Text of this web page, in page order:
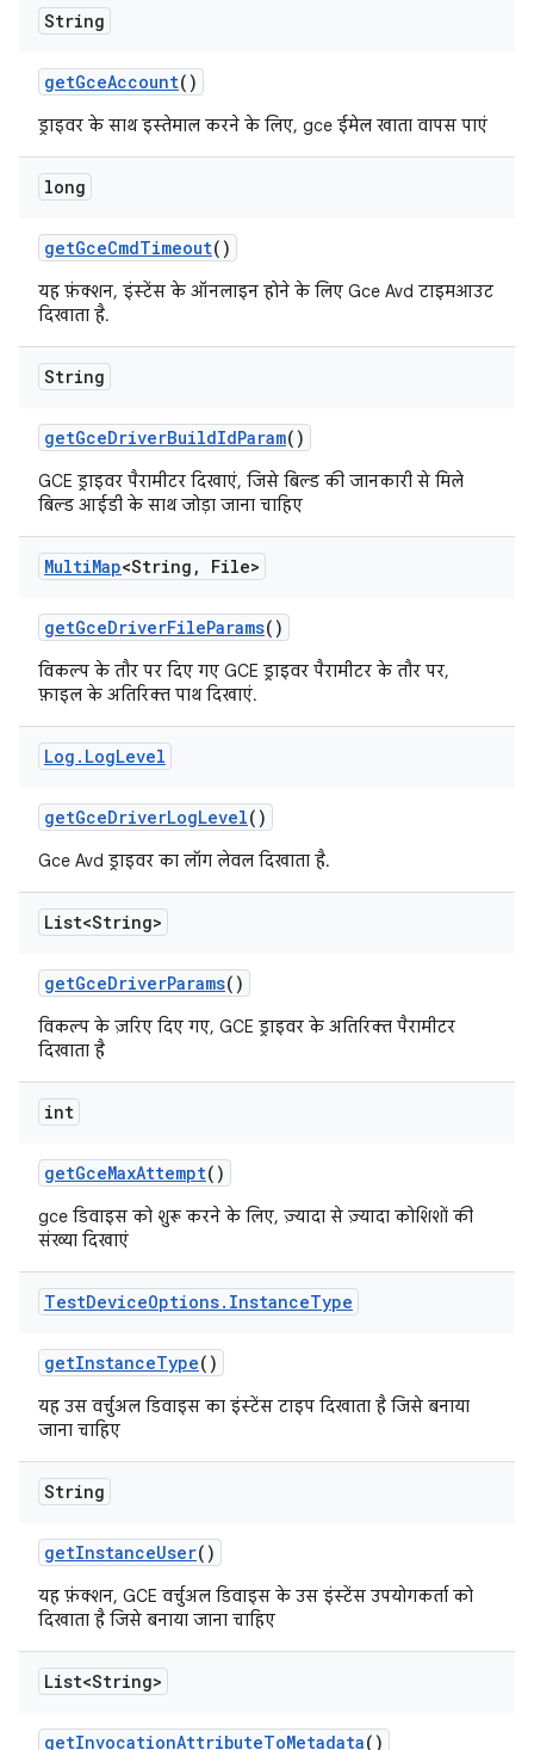
String
getGceAccount()
ड्राइवर के साथ इस्तेमाल करने के लिए, gce ईमेल खाता वापस पाएं
long
getGceCmdTimeout()
यह फ़ंक्शन, इंस्टेंस के ऑनलाइन होने के लिए Gce Avd टाइमआउट
दिखाता है.
String
getGceDriverBuildIdParam()
GCE ड्राइवर पैरामीटर दिखाएं, जिसे बिल्ड की जानकारी से मिले
बिल्ड आईडी के साथ जोड़ा जाना चाहिए
MultiMap<String , File>
getGceDriverFileParams()
विकल्प के तौर पर दिए गए GCE ड्राइवर पैरामीटर के तौर पर,
फ़ाइल के अतिरिक्त पाथ दिखाएं.
Log . LogLevel
getGceDriverLogLevel()
Gce Avd ड्राइवर का लॉग लेवल दिखाता है.
List<String>
getGceDriverParams()
विकल्प के ज़रिए दिए गए, GCE ड्राइवर के अतिरिक्त पैरामीटर
दिखाता है
int
getGceMaxAttempt()
gce डिवाइस को शुरू करने के लिए, ज़्यादा से ज़्यादा कोशिशों की
संख्या दिखाएं
TestDeviceOptions. InstanceType
getInstanceType()
यह उस वर्चुअल डिवाइस का इंस्टेंस टाइप दिखाता है जिसे बनाया
जाना चाहिए
String
getInstanceUser()
यह फ़ंक्शन, GCE वर्चुअल डिवाइस के उस इंस्टेंस उपयोगकर्ता को
दिखाता है जिसे बनाया जाना चाहिए
List<String>
getInvocationAttributeToMetadata()